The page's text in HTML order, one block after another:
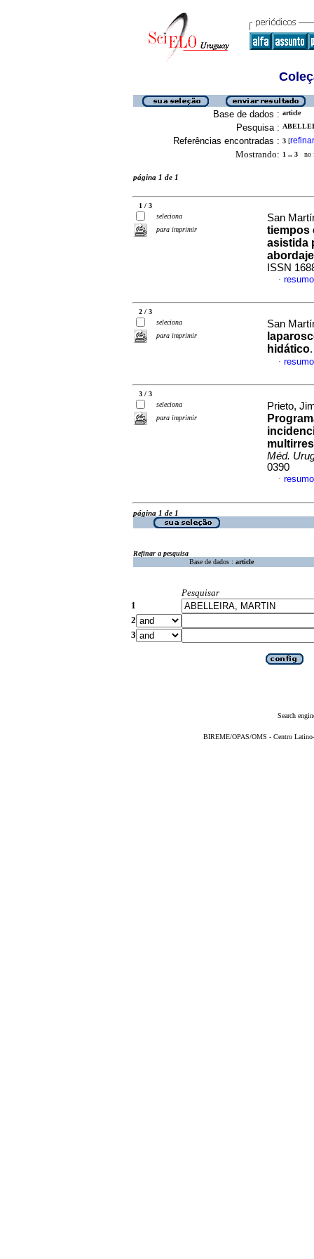
Base de dados : article
Pesquisa :
Referências encontradas : 3 [refinar
Mostrando: 1 .. 3 no
página 1 de 1
1 / 3
seleciona
para imprimir
San
tiempos
asistida
ISSN
·
2 / 3
seleciona
para imprimir
San
hidático
·
3 / 3
seleciona
para imprimir
Prieto,
Méd.
0390
·
página 1 de 1
Refinar a pesquisa
Base de dados : article
Pesquisar
1
2
3
Search
BIREME/OPAS/OMS - Centro Latino-